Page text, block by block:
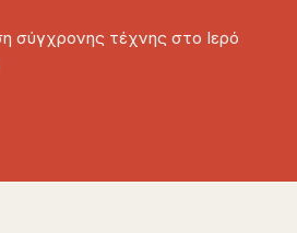
σύγχρονης τέχνης στο Ιερό